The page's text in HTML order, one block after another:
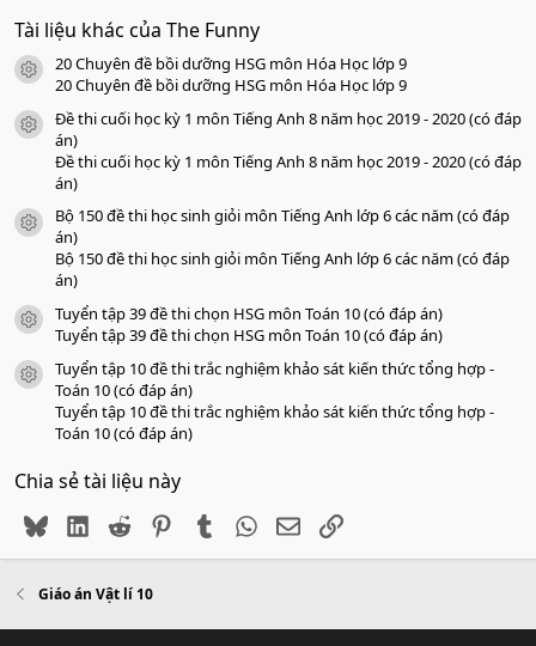
0
0
s
a
o
Tài liệu khác của The Funny
icon tài liệu
20 Chuyên đề bồi dưỡng HSG môn Hóa Học lớp 9
20 Chuyên đề bồi dưỡng HSG môn Hóa Học lớp 9
icon tài liệu
Đề thi cuối học kỳ 1 môn Tiếng Anh 8 năm học 2019 - 2020 (có đáp
án)
Đề thi cuối học kỳ 1 môn Tiếng Anh 8 năm học 2019 - 2020 (có đáp
án)
icon tài liệu
Bộ 150 đề thi học sinh giỏi môn Tiếng Anh lớp 6 các năm (có đáp
án)
Bộ 150 đề thi học sinh giỏi môn Tiếng Anh lớp 6 các năm (có đáp
án)
icon tài liệu
Tuyển tập 39 đề thi chọn HSG môn Toán 10 (có đáp án)
Tuyển tập 39 đề thi chọn HSG môn Toán 10 (có đáp án)
icon tài liệu
Tuyển tập 10 đề thi trắc nghiệm khảo sát kiến thức tổng hợp -
Toán 10 (có đáp án)
Tuyển tập 10 đề thi trắc nghiệm khảo sát kiến thức tổng hợp -
Toán 10 (có đáp án)
Chia sẻ tài liệu này
BlueskyLinkedIn
Reddit PinterestTumblr WhatsApp
EmailLink
Giáo án Vật lí 10